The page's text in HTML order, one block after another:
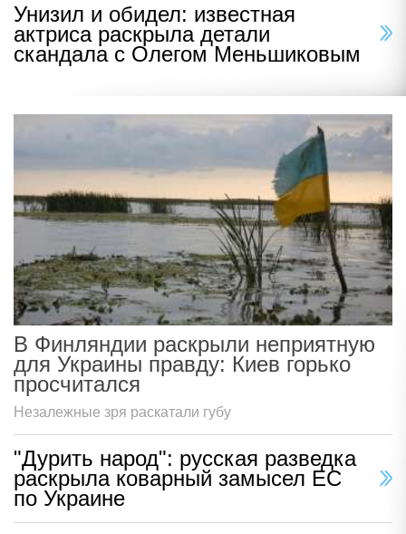
Унизил и обидел: известная
актриса раскрыла детали
скандала с Олегом Меньшиковым
В Финляндии раскрыли неприятную
для Украины правду: Киев горько
просчитался
Незалежные зря раскатали губу
"Дурить народ": русская разведка
раскрыла коварный замысел ЕС
по Украине